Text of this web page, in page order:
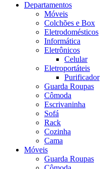
Departamentos
Móveis
Colchões e Box
Eletrodomésticos
Informática
Eletrônicos
Celular
Eletroportáteis
Purificador
Guarda Roupas
Cômoda
Escrivaninha
Sofá
Rack
Cozinha
Cama
Móveis
Guarda Roupas